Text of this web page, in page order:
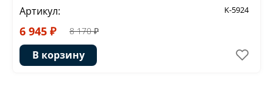
Артикул: K-5924
6 945 ₽ 8 170 ₽
В корзину